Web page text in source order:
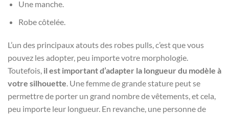
Une manche.
Robe côtelée.
L’un des principaux atouts des robes pulls, c’est que vous
pouvez les adopter, peu importe votre morphologie.
Toutefois, il est important d’adapter la longueur du modèle à
votre silhouette. Une femme de grande stature peut se
permettre de porter un grand nombre de vêtements, et cela,
peu importe leur longueur. En revanche, une personne de